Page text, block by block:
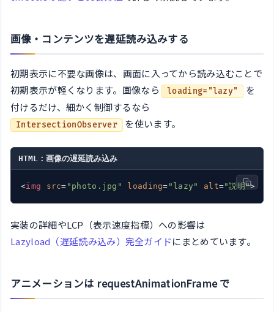
画像・コンテンツを遅延読み込みする
初期表示に不要な画像は、画面に入ってから読み込むことで
初期表示が軽くなります。画像なら
loading="lazy"
を
付けるだけ、細かく制御するなら
IntersectionObserver を使います。
HTML：画像の遅延読み込み
<img src= "photo.jpg" loading= "lazy" alt="説明">
実装の詳細やLCP（表示速度指標）への影響は
Lazyload（遅延読み込み）完全ガイドにまとめています。
アニメーションは requestAnimationFrame で